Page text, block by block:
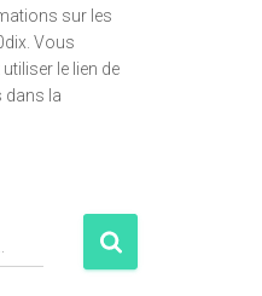
sur les
Vous
le lien de
dans la